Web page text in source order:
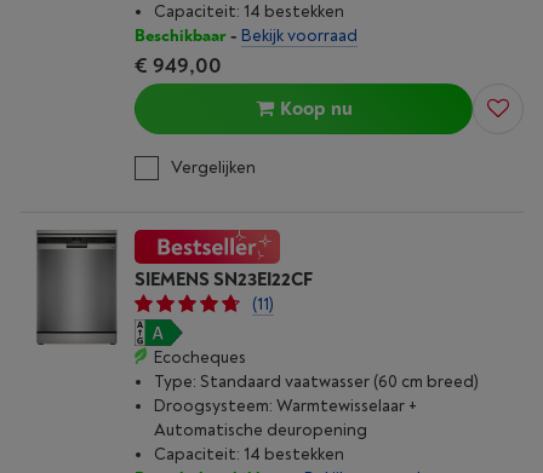
Capaciteit: 14 bestekken
Beschikbaar- Bekijk voorraad
€ 949,00
Koop nu
Vergelijken
SIEMENS SN23EI22CF
(11)
Ecocheques
Type: Standaard vaatwasser (60 cm breed)
Droogsysteem: Warmtewisselaar +
Automatische deuropening
Capaciteit: 14 bestekken